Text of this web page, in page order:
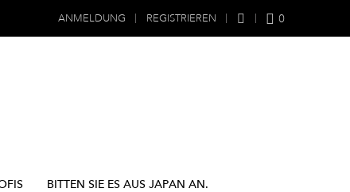
ANMELDUNG REGISTRIEREN 0
BITTEN SIE ES AUS JAPAN AN.